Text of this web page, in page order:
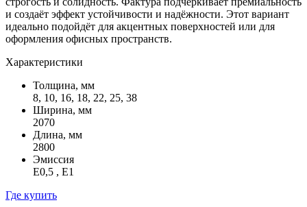
и создаёт эффект устойчивости и надёжности. Этот вариант
идеально подойдёт для акцентных поверхностей или для
оформления офисных пространств.
Характеристики
Толщина, мм
8, 10, 16, 18, 22, 25, 38
Ширина, мм
2070
Длина, мм
2800
Эмиссия
Е0,5 , Е1
Где купить